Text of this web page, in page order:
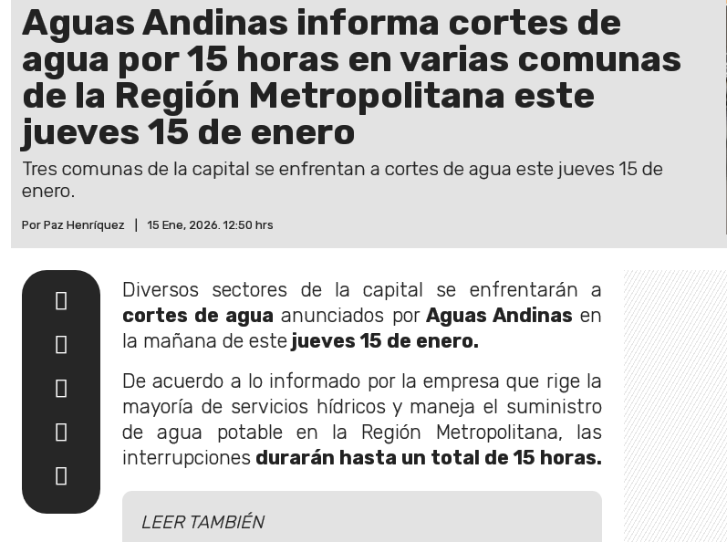
Aguas Andinas informa cortes de
agua por 15 horas en varias comunas
de la Región Metropolitana este
jueves 15 de enero
Tres comunas de la capital se enfrentan a cortes de agua este jueves 15 de
enero.
Por Paz Henríquez 15 Ene, 2026. 12:50 hrs
Diversos sectores de la capital se enfrentarán a
cortes de agua anunciados porAguas Andinas en
la mañana de este jueves 15 de enero.
De acuerdo a lo informado por la empresa que rige la
mayoría de servicios hídricos y maneja el suministro
de agua potable en la Región Metropolitana, las
interrupciones durarán hasta un total de 15 horas.
LEER TAMBIÉN